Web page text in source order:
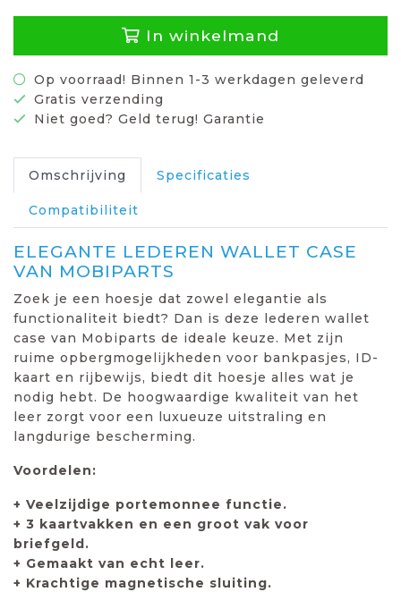
In winkelmand
Op voorraad! Binnen 1-3 werkdagen geleverd
Gratis verzending
Niet goed? Geld terug! Garantie
Omschrijving Specificaties
Compatibiliteit
ELEGANTE LEDEREN WALLET CASE
VAN MOBIPARTS
Zoek je een hoesje dat zowel elegantie als
functionaliteit biedt? Dan is deze lederen wallet
case van Mobiparts de ideale keuze. Met zijn
ruime opbergmogelijkheden voor bankpasjes, ID-
kaart en rijbewijs, biedt dit hoesje alles wat je
nodig hebt. De hoogwaardige kwaliteit van het
leer zorgt voor een luxueuze uitstraling en
langdurige bescherming.
Voordelen:
+ Veelzijdige portemonnee functie.
+ 3 kaartvakken en een groot vak voor
briefgeld.
+ Gemaakt van echt leer.
+ Krachtige magnetische sluiting.